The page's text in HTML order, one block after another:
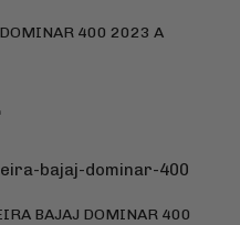
DOMINAR 400 2023 A
BAJAJ DOMINAR 400